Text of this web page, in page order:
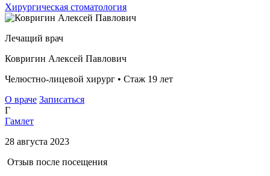
Хирургическая стоматология
Лечащий врач
Ковригин Алексей Павлович
Челюстно-лицевой хирург • Стаж 19 лет
О враче Записаться
Г
Гамлет
28 августа 2023
Отзыв после посещения